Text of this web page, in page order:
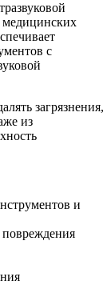
медицинских
с
загрязнения,
из
и
повреждения